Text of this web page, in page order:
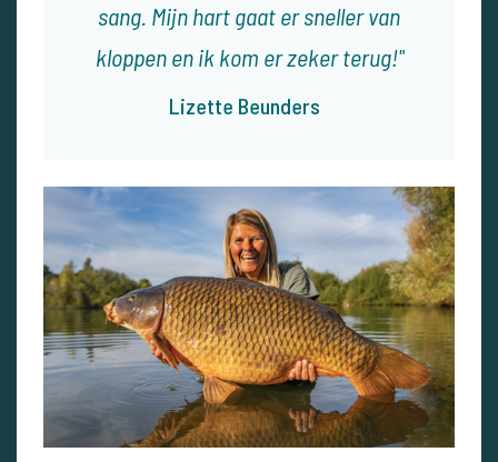
sang. Mijn hart gaat er sneller van
kloppen en ik kom er zeker terug!
Lizette Beunders